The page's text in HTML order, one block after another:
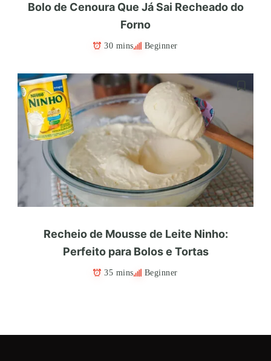
Bolo de Cenoura Que Já Sai Recheado do
Forno
30 mins Beginner
Recheio de Mousse de Leite Ninho:
Perfeito para Bolos e Tortas
35 mins Beginner